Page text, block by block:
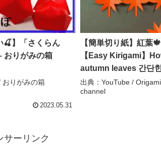
🍒】「さくらん
おりがみの箱
おりがみの箱
2023.05.31
【簡単切り紙】紅葉
【Easy Kirigami】
autumn leaves 간단
단풍 简单的折纸
秋 おりがみ もみ
Origami hana’s
出典：YouTube /
channel
サーリンク